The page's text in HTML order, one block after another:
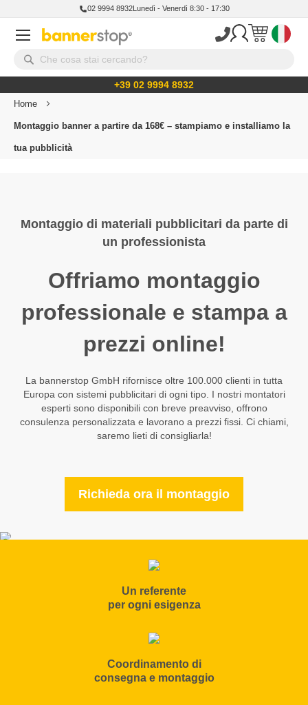
02 9994 8932Lunedì - Venerdì 8:30 - 17:30
+39 02 9994 8932
Home
Montaggio banner a partire da 168€ – stampiamo e installiamo la
tua pubblicità
Montaggio di materiali pubblicitari da parte di
un professionista
Offriamo montaggio
professionale e stampa a
prezzi online!
La bannerstop GmbH rifornisce oltre 100.000 clienti in tutta
Europa con sistemi pubblicitari di ogni tipo. I nostri montatori
esperti sono disponibili con breve preavviso, offrono
consulenza personalizzata e lavorano a prezzi fissi. Ci chiami,
saremo lieti di consigliarla!
Richieda ora il montaggio
Un referente
per ogni esigenza
Coordinamento di
consegna e montaggio